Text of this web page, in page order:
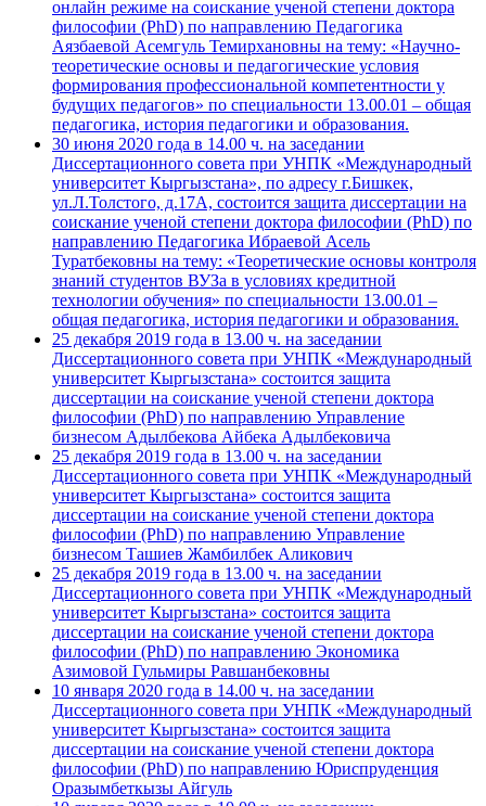
онлайн режиме на соискание ученой степени доктора
философии (PhD) по направлению Педагогика
Аязбаевой Асемгуль Темирхановны на тему: «Научно-
теоретические основы и педагогические условия
формирования профессиональной компетентности у
будущих педагогов» по специальности 13.00.01 – общая
педагогика, история педагогики и образования.
30 июня 2020 года в 14.00 ч. на заседании
Диссертационного совета при УНПК «Международный
университет Кыргызстана», по адресу г.Бишкек,
ул.Л.Толстого, д.17А, состоится защита диссертации на
соискание ученой степени доктора философии (PhD) по
направлению Педагогика Ибраевой Асель
Туратбековны на тему: «Теоретические основы контроля
знаний студентов ВУЗа в условиях кредитной
технологии обучения» по специальности 13.00.01 –
общая педагогика, история педагогики и образования.
25 декабря 2019 года в 13.00 ч. на заседании
Диссертационного совета при УНПК «Международный
университет Кыргызстана» состоится защита
диссертации на соискание ученой степени доктора
философии (PhD) по направлению Управление
бизнесом Адылбекова Айбека Адылбековича
25 декабря 2019 года в 13.00 ч. на заседании
Диссертационного совета при УНПК «Международный
университет Кыргызстана» состоится защита
диссертации на соискание ученой степени доктора
философии (PhD) по направлению Управление
бизнесом Ташиев Жамбилбек Аликович
25 декабря 2019 года в 13.00 ч. на заседании
Диссертационного совета при УНПК «Международный
университет Кыргызстана» состоится защита
диссертации на соискание ученой степени доктора
философии (PhD) по направлению Экономика
Азимовой Гульмиры Равшанбековны
10 января 2020 года в 14.00 ч. на заседании
Диссертационного совета при УНПК «Международный
университет Кыргызстана» состоится защита
диссертации на соискание ученой степени доктора
философии (PhD) по направлению Юриспруденция
Оразымбеткызы Айгуль